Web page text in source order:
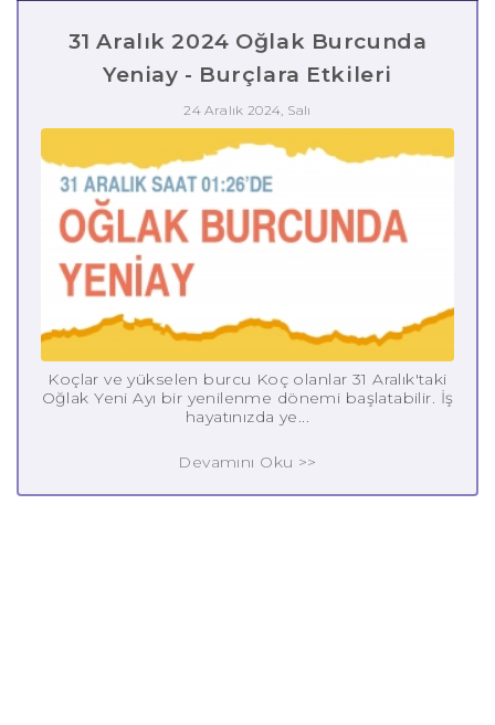
31 Aralık 2024 Oğlak Burcunda
Yeniay - Burçlara Etkileri
24 Aralık 2024, Salı
Koçlar ve yükselen burcu Koç olanlar 31 Aralık'taki
Oğlak Yeni Ayı bir yenilenme dönemi başlatabilir. İş
hayatınızda ye...
Devamını Oku >>